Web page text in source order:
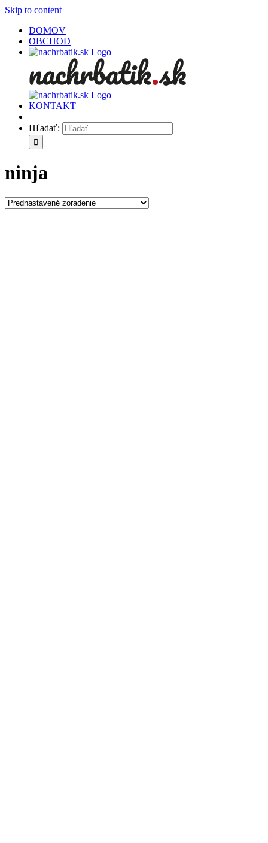
Skip to content
DOMOV
OBCHOD
KONTAKT
Hľadať:
ninja